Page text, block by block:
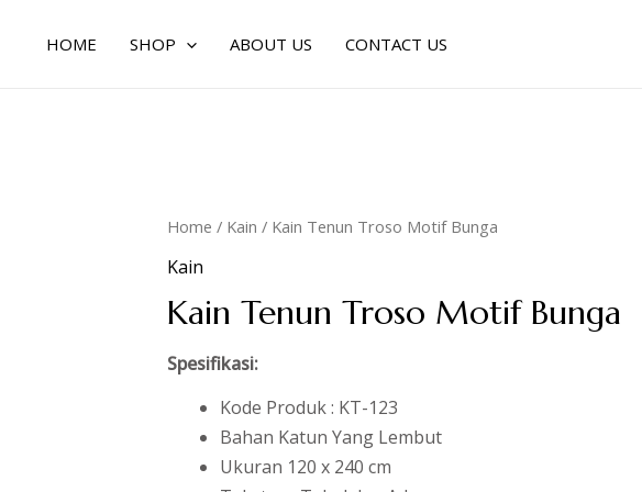
HOME SHOP ABOUT US CONTACT US
Home / Kain / Kain Tenun Troso Motif Bunga
Kain
Kain Tenun Troso Motif Bunga
Spesifikasi:
Kode Produk : KT-123
Bahan Katun Yang Lembut
Ukuran 120 x 240 cm